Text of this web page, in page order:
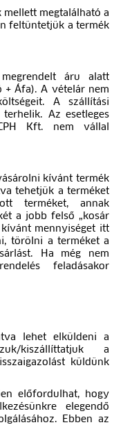
mellett megtalálható a
feltüntetjük a termék
áru alatt
Áfa). A vételár nem
A szállítási
Az esetleges
Kft. nem vállal
kívánt termék
tehetjük a terméket
terméket, annak
a jobb felső „kosár
mennyiséget itt
törölni a terméket a
Ha még nem
feladásakor
lehet elküldeni a
kiszállíttatjuk a
küldünk
előfordulhat, hogy
elegendő
Ebben az